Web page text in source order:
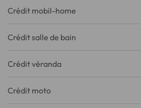
Crédit mobil-home
Crédit salle de bain
Crédit véranda
Crédit moto